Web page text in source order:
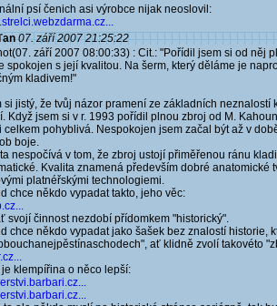
psí čenich asi výrobce nijak neoslovil:
07. září 2007 21:25:22
září 2007 08:00:33) : Cit.: "Pořídil jsem si od něj
spokojen s její kvalitou. Na šerm, který děláme je
kladivem!"
si jistý, že tvůj názor pramení ze základních
Když jsem si v r. 1993 pořídil plnou zbroj od M.
celkem pohyblivá. Nespokojen jsem začal být až v
boje.
nespočívá v tom, že zbroj ustojí přiměřenou ránu
Kvalita znamená především dobré
platnéřskými technologiemi.
chce někdo vypadat takto, jeho věc:
svojí činnost nezdobí přídomkem "historický".
chce někdo vypadat jako šašek bez znalostí historie,
ať klidně zvolí takovéto
je klempířina o něco lepší: